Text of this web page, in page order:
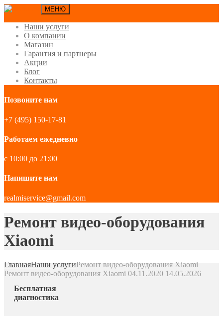
МЕНЮ
Наши услуги
О компании
Магазин
Гарантия и партнеры
Акции
Блог
Контакты
Позвоните нам
+7 (495) 150-17-81
Работаем ежедневно
с 10:00 до 21:00
Напишите нам
realmiservice@gmail.com
Ремонт видео-оборудования
Xiaomi
ГлавнаяНаши услугиРемонт видео-оборудования Xiaomi
Ремонт видео-оборудования Xiaomi 04.11.2020 14.05.2026
Бесплатная
диагностика